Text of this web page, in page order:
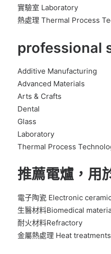
實驗室 Laboratory
熱處理 Thermal Process
professional
Additive Manufacturing
Advanced Materials
Arts & Crafts
Dental
Glass
Laboratory
Thermal Process
推薦電爐，用
電子陶瓷 Electronic
生醫材料Biomedical
耐火材料Refractory
金屬熱處理 Heat treatments